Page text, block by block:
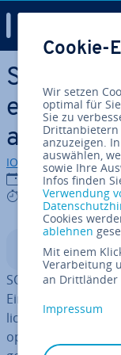
Zum Haupt­in­halt
SQL
einen
aus Ihrer
IONOS Redaktion
27.03.2024
4 mins
SQL DELETE ist
Eintrag aus einer
licht den Einsatz
optional,
Cookie-
Wir setzen
optimal für
Sie zu
Drittanbietern
anzuzeigen.
auswählen,
sowie Ihre
Infos finden
Verwendung
Cookies
ablehnen
Mit einem
Verarbeitung
an Drittländer
Impressum